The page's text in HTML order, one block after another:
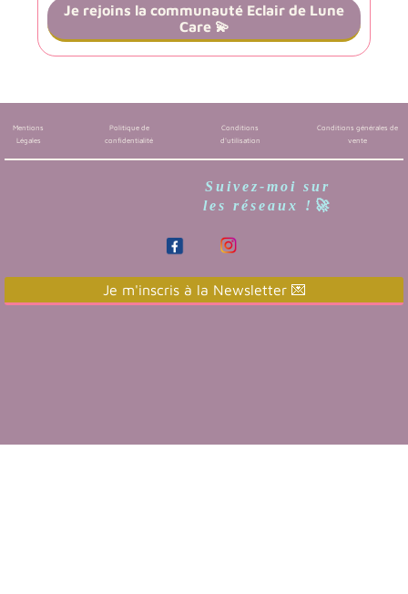
Je rejoins la communauté Eclair de Lune
Care 💫
Mentions
Légales
Politique de
confidentialité
Conditions
d'utilisation
Conditions générales de
vente
Suivez-moi sur
les réseaux !🚀
Je m'inscris à la Newsletter 💌